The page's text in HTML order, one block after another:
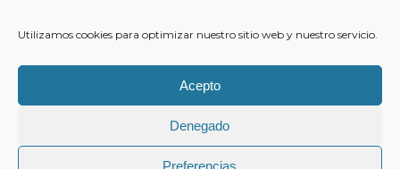
Utilizamos cookies para optimizar nuestro sitio web y nuestro servicio.
Acepto
Denegado
Preferencias
Audífonos|Salud|Blog
Trabajamos con las mejores marcas
Visita nuestros Centros